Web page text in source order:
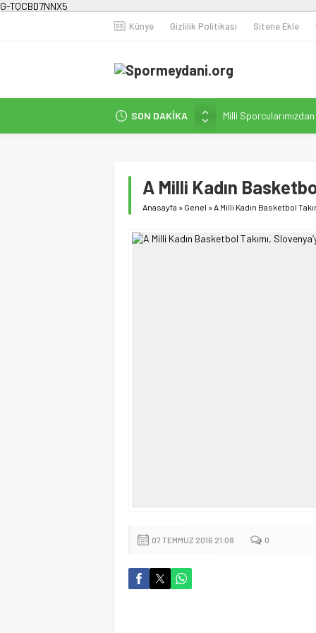
G-TQCBD7NNX5
Künye Gizlilik Politikası Sitene Ekle
SON DAKİKA
Milli
Karanlığa Karşı
Fenerbahçe Kadın
Efor Çay’dan Futbola
A Milli Kadın
Anasayfa » Genel »A Milli Kadın Basketbol
07 TEMMUZ 2016 21:08 0